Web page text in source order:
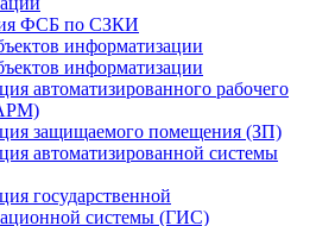
ФСБ по СЗКИ
информатизации
информатизации
автоматизированного рабочего
защищаемого помещения (ЗП)
автоматизированной системы
государственной
системы (ГИС)